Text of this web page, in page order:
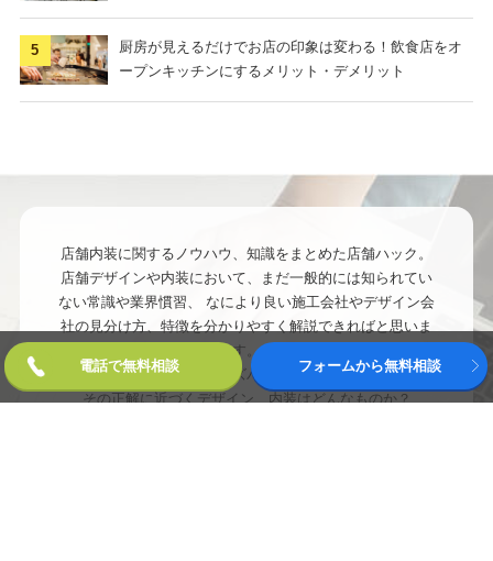
厨房が見えるだけでお店の印象は変わる！飲食店をオ
ープンキッチンにするメリット・デメリット
店舗内装に関するノウハウ、知識をまとめた店舗ハック。
店舗デザインや内装において、まだ一般的には知られてい
ない常識や業界慣習、
なにより良い施工会社やデザイン会
社の見分け方、特徴を分かりやすく解説できればと思いま
す。
デザインにこだわる理由はズバリ
売れる店にしたいから。
その正解に近づくデザイン、内装はどんなものか？
電話で無料相談 フォームから無料相談